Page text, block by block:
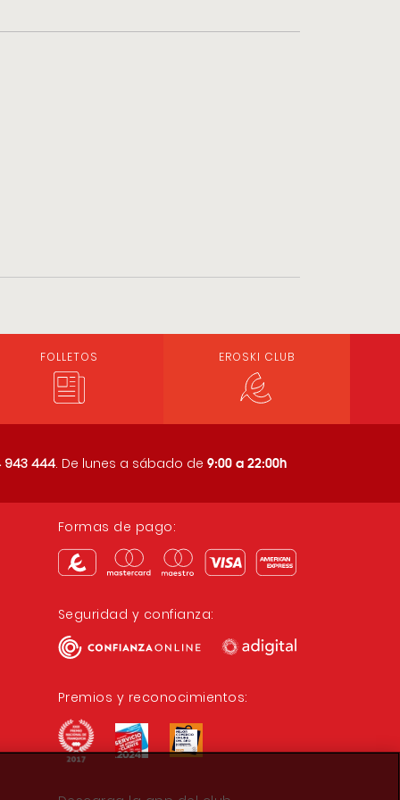
FOLLETOS EROSKI CLUB
943 444. De lunes a sábado de 9:00 a 22:00h
Formas de pago:
Seguridad y confianza:
Premios y reconocimientos: